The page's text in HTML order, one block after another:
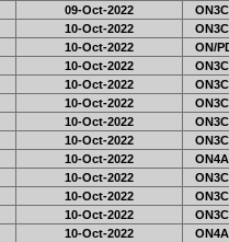
09-Oct-2022
10-Oct-2022
10-Oct-2022
ON/
10-Oct-2022
10-Oct-2022
10-Oct-2022
10-Oct-2022
10-Oct-2022
10-Oct-2022
10-Oct-2022
10-Oct-2022
10-Oct-2022
10-Oct-2022